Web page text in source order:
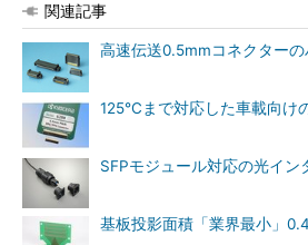
関連記事
高速伝送0.5mmコネクター
125℃まで対応した車載向け
SFPモジュール対応の光イン
基板投影面積「業界最小」